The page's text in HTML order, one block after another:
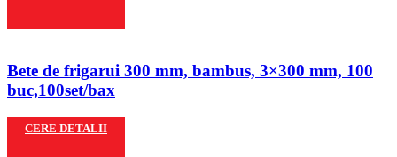
Bete de frigarui 300 mm, bambus, 3×300 mm, 100
buc,100set/bax
CERE DETALII